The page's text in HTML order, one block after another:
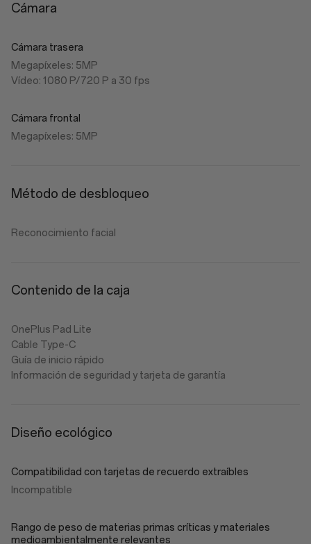
Cámara
Cámara trasera
Megapíxeles: 5MP
Vídeo: 1080 P/720 P a 30 fps
Cámara frontal
Megapíxeles: 5MP
Método de desbloqueo
Reconocimiento facial
Contenido de la caja
OnePlus Pad Lite
Cable Type-C
Guía de inicio rápido
Información de seguridad y tarjeta de garantía
Diseño ecológico
Compatibilidad con tarjetas de recuerdo extraíbles
Incompatible
Rango de peso de materias primas críticas y materiales
medioambientalmente relevantes